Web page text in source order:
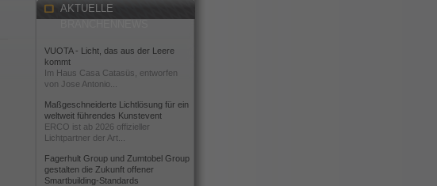
AKTUELLE
VUOTA - Licht, das aus der Leere
kommt
Im Haus Casa Catasüs, entworfen
von Jose Antonio...
Maßgeschneiderte Lichtlösung für ein
weltweit führendes Kunstevent
ERCO ist ab 2026 offizieller
Lichtpartner der Art...
Fagerhult Group und Zumtobel Group
gestalten die Zukunft offener
Smartbuilding-Standards